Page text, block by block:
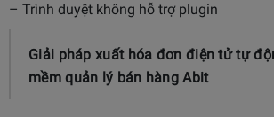
– Trình duyệt không hỗ trợ plugin
Giải pháp xuất hóa đơn điện tử tự
mềm quản lý bán hàng Abit